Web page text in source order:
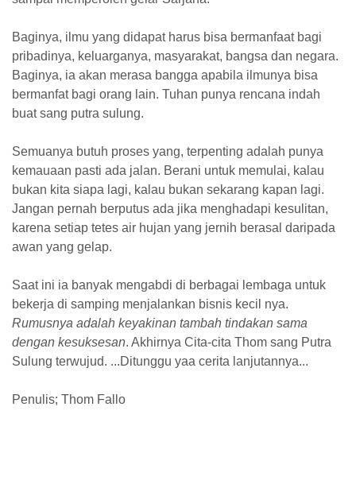
Baginya, ilmu yang didapat harus bisa bermanfaat bagi
pribadinya, keluarganya, masyarakat, bangsa dan negara.
Baginya, ia akan merasa bangga apabila ilmunya bisa
bermanfat bagi orang lain. Tuhan punya rencana indah
buat sang putra sulung.
Semuanya butuh proses yang, terpenting adalah punya
kemauaan pasti ada jalan. Berani untuk memulai, kalau
bukan kita siapa lagi, kalau bukan sekarang kapan lagi.
Jangan pernah berputus ada jika menghadapi kesulitan,
karena setiap tetes air hujan yang jernih berasal daripada
awan yang gelap.
Saat ini ia banyak mengabdi di berbagai lembaga untuk
bekerja di samping menjalankan bisnis kecil nya.
Rumusnya adalah keyakinan tambah tindakan sama
dengan kesuksesan. Akhirnya Cita-cita Thom sang Putra
Sulung terwujud. ...Ditunggu yaa cerita lanjutannya...
Penulis; Thom Fallo